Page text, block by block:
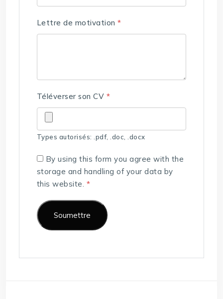
Lettre de motivation*
Téléverser son CV *
Types autorisés: .pdf, .doc, .docx
By using this form you agree with the
storage and handling of your data by
this website. *